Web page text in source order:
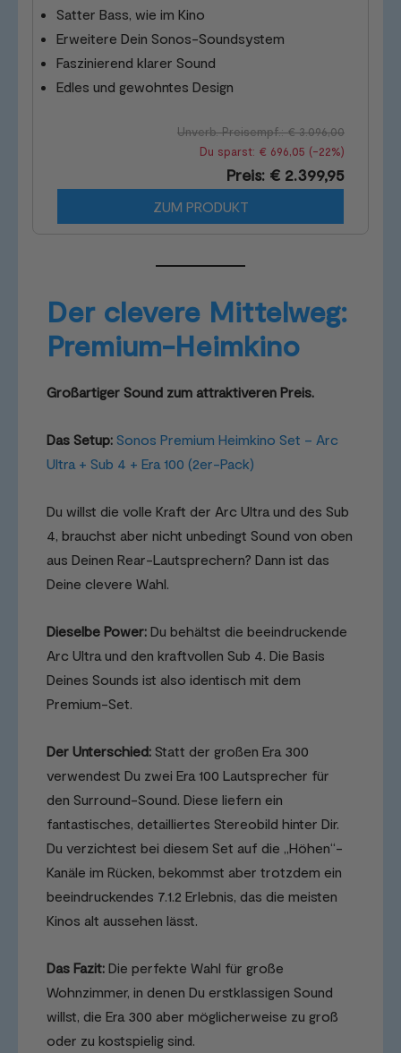
Satter Bass, wie im Kino
Erweitere Dein Sonos-Soundsystem
Faszinierend klarer Sound
Edles und gewohntes Design
Unverb. Preisempf.: € 3.096,00
Du sparst: € 696,05 (-22%)
Preis: € 2.399,95
ZUM PRODUKT
Der clevere Mittelweg:
Premium-Heimkino
Großartiger Sound zum attraktiveren Preis.
Das Setup: Sonos Premium Heimkino Set – Arc
Ultra + Sub 4 + Era 100 (2er-Pack)
Du willst die volle Kraft der Arc Ultra und des Sub
4, brauchst aber nicht unbedingt Sound von oben
aus Deinen Rear-Lautsprechern? Dann ist das
Deine clevere Wahl.
Dieselbe Power: Du behältst die beeindruckende
Arc Ultra und den kraftvollen Sub 4. Die Basis
Deines Sounds ist also identisch mit dem
Premium-Set.
Der Unterschied: Statt der großen Era 300
verwendest Du zwei Era 100 Lautsprecher für
den Surround-Sound. Diese liefern ein
fantastisches, detailliertes Stereobild hinter Dir.
Du verzichtest bei diesem Set auf die „Höhen“-
Kanäle im Rücken, bekommst aber trotzdem ein
beeindruckendes 7.1.2 Erlebnis, das die meisten
Kinos alt aussehen lässt.
Das Fazit: Die perfekte Wahl für große
Wohnzimmer, in denen Du erstklassigen Sound
willst, die Era 300 aber möglicherweise zu groß
oder zu kostspielig sind.